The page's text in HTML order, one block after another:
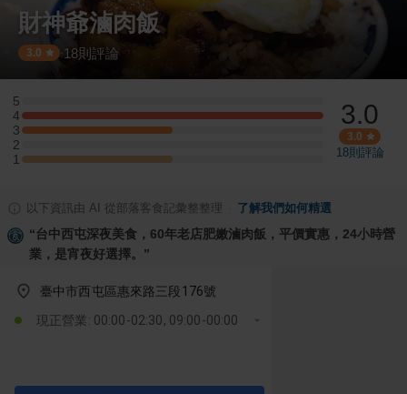
財神爺滷肉飯
3.0 18則評論
5
5 星：0 則評論
4
4 星：2 則評論
3
3 星：1 則評論
2
2 星：0 則評論
1
1 星：1 則評論
3.0
3.0
18則評論
以下資訊由 AI 從部落客食記彙整整理 了解我們如何精選
“台中西屯深夜美食，60年老店肥嫩滷肉飯，平價實惠，24小時營
業，是宵夜好選擇。 ”
臺中市西屯區惠來路三段176號
現正營業: 00:00-02:30, 09:00-00:00